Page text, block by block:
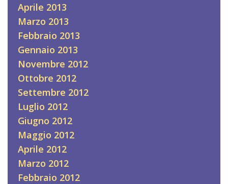
Aprile 2013
Marzo 2013
Febbraio 2013
Gennaio 2013
Novembre 2012
Ottobre 2012
Settembre 2012
Luglio 2012
Giugno 2012
Maggio 2012
Aprile 2012
Marzo 2012
Febbraio 2012